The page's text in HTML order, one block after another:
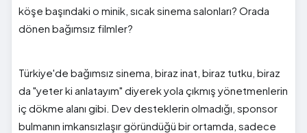
köşe başındaki o minik, sıcak sinema salonları? Orada
dönen bağımsız filmler?
Türkiye'de bağımsız sinema, biraz inat, biraz tutku, biraz
da "yeter ki anlatayım" diyerek yola çıkmış yönetmenlerin
iç dökme alanı gibi. Dev desteklerin olmadığı, sponsor
bulmanın imkansızlaşır göründüğü bir ortamda, sadece